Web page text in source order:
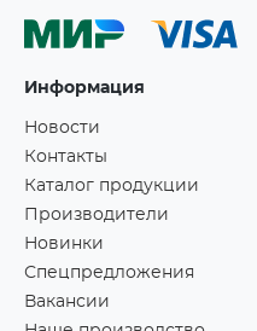
Информация
Новости
Контакты
Каталог продукции
Производители
Новинки
Спецпредложения
Вакансии